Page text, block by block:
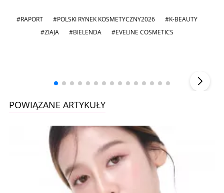
#RAPORT #POLSKI RYNEK KOSMETYCZNY2026
#K-BEAUTY
#ZIAJA
#BIELENDA #EVELINE COSMETICS
POWIĄZANE ARTYKUŁY